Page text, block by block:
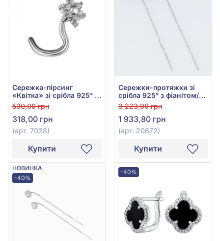
Сережка-пірсинг
«Квітка» зі срібла 925° з
фіанітом/куб.цирконієм,
арт. 7028
530,00 грн
318,00 грн
(арт. 7028)
Купити
Сережки-протяжки зі
срібла 925° з фіанітом/
куб.цирконієм, арт.
20672
3 223,00 грн
1 933,80 грн
(арт. 20672)
Купити
НОВИНКА
-40%
-40%